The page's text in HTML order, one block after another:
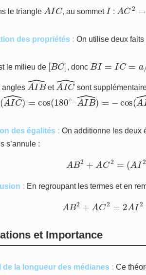
le triangle
A IC
, au sommet
I
:
A C2
des propriétés : On utilise deux faits
le milieu de
[BC]
, donc
BI= =a/
angles
AIB
^
et
AIC
^
sont
(AIC^ 180∘ –AIB^ AIB
des égalités : On additionne les deux
s’annule :
B2+A 2=( AI
: En regroupant les termes et en
2 +A 2= 2 AI
et Importance
de la longueur des médianes : Ce